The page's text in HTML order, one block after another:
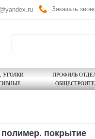
Заказать
УГОЛКИ
ПРОФИЛЬ
покрытие